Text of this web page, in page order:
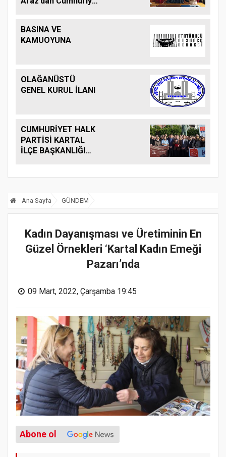
BASINA VE
KAMUOYUNA
OLAĞANÜSTÜ
GENEL KURUL İLANI
CUMHURİYET HALK
PARTİSİ KARTAL
İLÇE BAŞKANLIĞI
Ana Sayfa GÜNDEM
Kadın Dayanışması ve Üretiminin En
Güzel Örnekleri ‘Kartal Kadın Emeği
Pazarı’nda
09 Mart, 2022, Çarşamba 19:45
Abone ol